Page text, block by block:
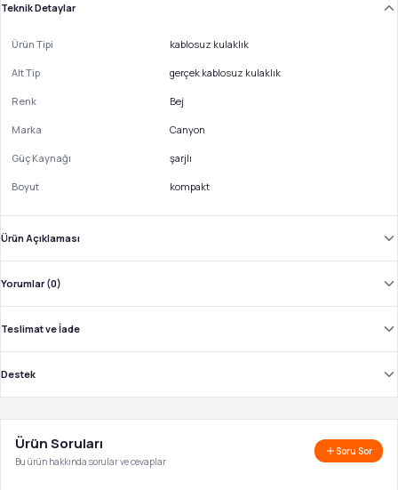
Teknik Detaylar
Ürün Tipi kablosuz kulaklık
Alt Tip gerçek kablosuz kulaklık
Renk Bej
Marka Canyon
Güç Kaynağı şarjlı
Boyut kompakt
Ürün Açıklaması
Yorumlar (0)
Teslimat ve İade
Destek
Ürün Soruları
Bu ürün hakkında sorular ve cevaplar
Soru Sor